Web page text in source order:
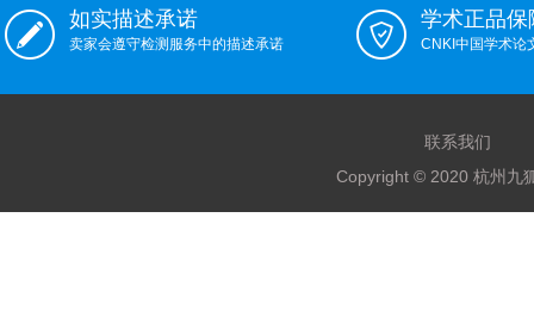
如实描述承诺
卖家会遵守检测服务中的描述承诺
学术正品保
CNKI中国学术论
联系我们
Copyright © 2020 杭州九